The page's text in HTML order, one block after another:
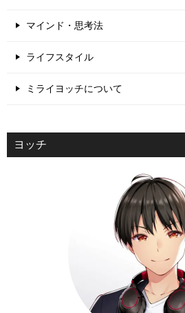
マインド・思考法
ライフスタイル
ミライヨッチについて
ヨッチ